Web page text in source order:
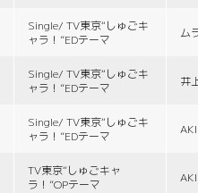
Single/ TV東京“しゅごキ
ャラ！”EDテーマ
ム
Single/ TV東京“しゅごキ
ャラ！”EDテーマ
井
Single/ TV東京“しゅごキ
ャラ！”EDテーマ
TV東京“しゅごキャ
ラ！”OPテーマ